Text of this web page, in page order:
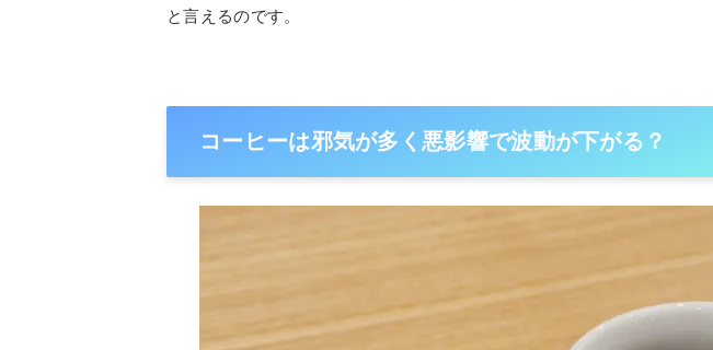
と言えるのです。
コーヒーは邪気が多く悪影響で波動が下がる？